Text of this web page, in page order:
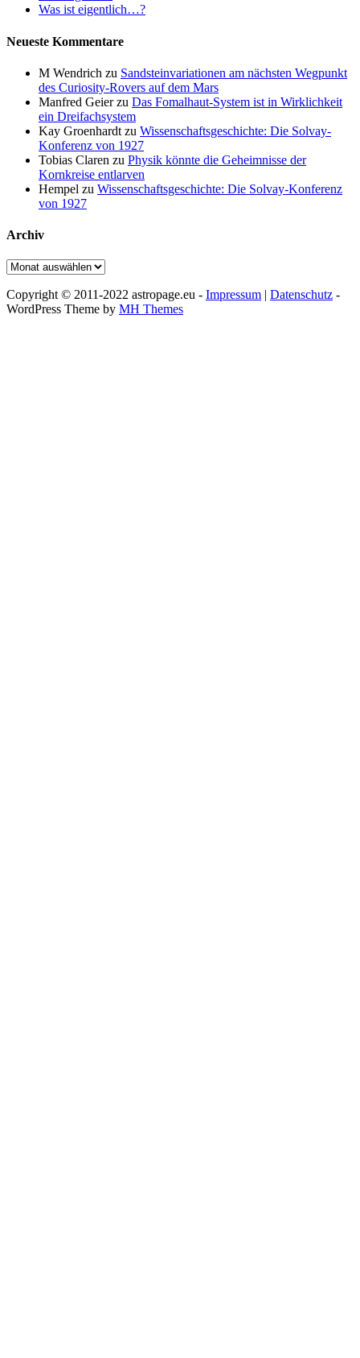
Was ist eigentlich…?
Neueste Kommentare
M Wendrich zu Sandsteinvariationen am nächsten Wegpunkt
des Curiosity-Rovers auf dem Mars
Manfred Geierzu Das Fomalhaut-System ist in Wirklichkeit
ein Dreifachsystem
Kay Groenhardt zu Wissenschaftsgeschichte: Die Solvay-
Konferenz von 1927
Tobias Claren zu Physik könnte die Geheimnisse der
Kornkreise entlarven
Hempel zu Wissenschaftsgeschichte: Die Solvay-Konferenz
von 1927
Archiv
Archiv
Copyright © 2011-2022 astropage.eu - Impressum | Datenschutz -
WordPress Theme by MH Themes